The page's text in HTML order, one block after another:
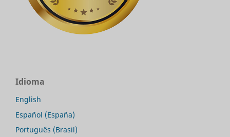
Idioma
English
Español (España)
Português (Brasil)